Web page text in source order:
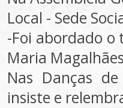
Local - Sede
-Foi abordado o
Maria
Nas Danças
insiste e